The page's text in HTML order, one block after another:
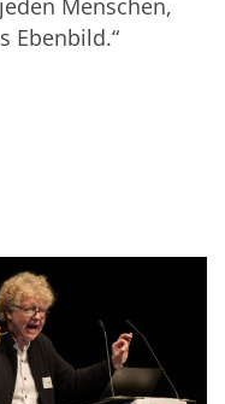
Menschen,
Ebenbild.“